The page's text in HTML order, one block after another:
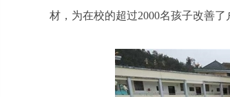
材，为在校的超过2000名孩子改善了